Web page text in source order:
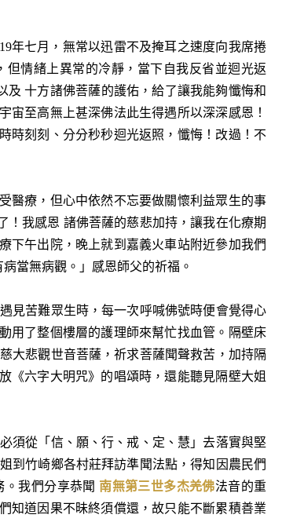
年七月，無常以迅雷不及掩耳之速度向我席捲
情緒上異常的冷靜，當下自我反省並迴光返
及 十方諸佛菩薩的護佑，給了讓我能夠懺悔和
至高無上甚深佛法此生得遇所以深深感恩！
時刻刻、分分秒秒迴光返照，懺悔！改過！不
醫療，但心中依然不忘要做關懷利益眾生的事
我感恩 諸佛菩薩的慈悲加持，讓我在化療期
下午出院，晚上就到嘉義火車站附近參加我們
當無病觀。」感恩師父的祈福。
見苦難眾生時，每一次呼喊佛號時便會覺得心
用了整個樓層的護理師來幫忙找血管。隔壁床
大悲觀世音菩薩，祈求菩薩聞聲救苦，加持隔
《六字大明咒》的唱頌時，還能聽見隔壁大姐
須從「信、願、行、戒、定、慧」去落實與堅
到竹崎鄉各村莊拜訪準聞法點，得知因農民們
我們分享恭聞 南無第三世多杰羌佛法音的重
知道因果不昧終須償還，故只能不斷累積善業